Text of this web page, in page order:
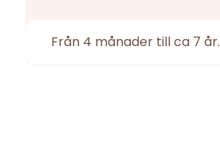
Från 4 månader till ca 7 år.